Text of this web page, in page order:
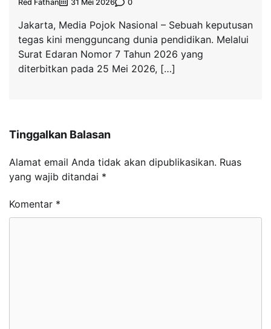
Red Fathan 31 Mei 2026 0
Jakarta, Media Pojok Nasional – Sebuah keputusan
tegas kini mengguncang dunia pendidikan. Melalui
Surat Edaran Nomor 7 Tahun 2026 yang
diterbitkan pada 25 Mei 2026, […]
Tinggalkan Balasan
Alamat email Anda tidak akan dipublikasikan. Ruas
yang wajib ditandai *
Komentar *